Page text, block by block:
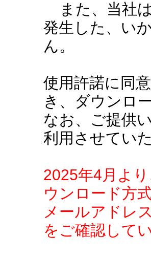
また、当社
発生した、い
ん。
使用許諾に同
き、ダウンロ
なお、ご提供
利用させてい
2025年4月よ
ウンロード方
メールアドレ
をご確認して